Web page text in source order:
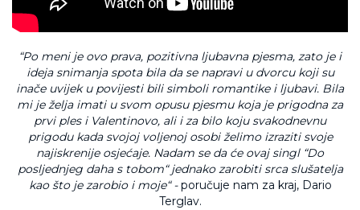
“Po meni je ovo prava, pozitivna ljubavna pjesma, zato je i
ideja snimanja spota bila da se napravi u dvorcu koji su
inače uvijek u povijesti bili simboli romantike i ljubavi. Bila
mi je želja imati u svom opusu pjesmu koja je prigodna za
prvi ples i Valentinovo, ali i za bilo koju svakodnevnu
prigodu kada svojoj voljenoj osobi želimo izraziti svoje
najiskrenije osjećaje. Nadam se da će ovaj singl “Do
posljednjeg daha s tobom“ jednako zarobiti srca slušatelja
kao što je zarobio i moje“ -poručuje nam za kraj, Dario
Terglav.